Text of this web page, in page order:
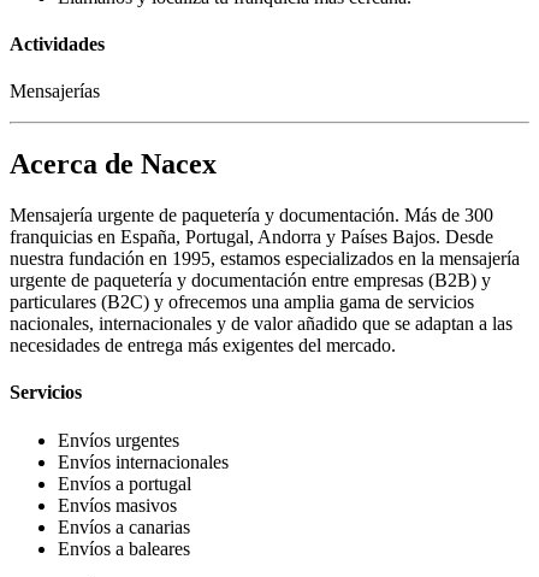
Actividades
Mensajerías
Acerca de Nacex
Mensajería urgente de paquetería y documentación. Más de 300
franquicias en España, Portugal, Andorra y Países Bajos. Desde
nuestra fundación en 1995, estamos especializados en la mensajería
urgente de paquetería y documentación entre empresas (B2B) y
particulares (B2C) y ofrecemos una amplia gama de servicios
nacionales, internacionales y de valor añadido que se adaptan a las
necesidades de entrega más exigentes del mercado.
Servicios
Envíos urgentes
Envíos internacionales
Envíos a portugal
Envíos masivos
Envíos a canarias
Envíos a baleares